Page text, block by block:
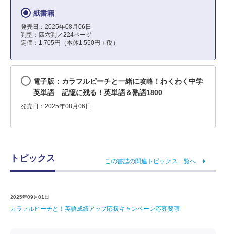
紙書籍
発売日：2025年08月06日
判型：四六判／224ページ
定価：1,705円（本体1,550円＋税）
電子版：カラフルピーチと一緒に攻略！わくわく中学
英単語 記憶に残る！英単語＆熟語1800
発売日：2025年08月06日
トピックス この書誌の関連トピックス一覧へ
2025年09月01日
カラフルピーチと！英語成績アップ応援キャンペーン応募要項